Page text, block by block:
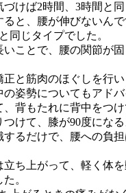
けば2時間、3時間と同
ると、腰が伸びないんで
同じタイプでした。
いことで、腰の関節が
と筋肉のほぐしを行
姿勢についてもアドバ
、背もたれに背中をつけ
つけて、膝が90度になる
るだけで、腰への負
立ち上がって、軽く体
。